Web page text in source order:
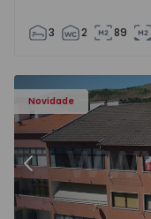
3 2 89
Novidade
- 18
Apartamento T2
Anterior